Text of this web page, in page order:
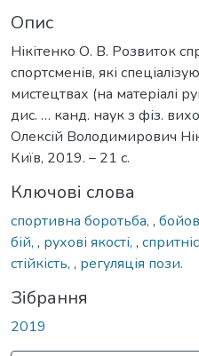
Опис
Нікітенко О. В. Розвиток
спортсменів, які
мистецтвах (на матеріалі
дис. … канд. наук з фіз.
Олексій Володимирович
Київ, 2019. – 21 с.
Ключові слова
спортивна боротьба, ,
бій, , рухові якості, ,
стійкість, , регуляція пози.
Зібрання
2019